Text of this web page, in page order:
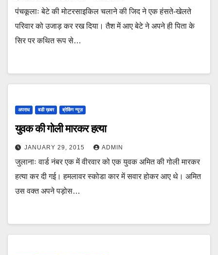
पंचकूलाः बेटे की मोटरसाइकिल चलाने की जिद ने एक हंसते-खेलते
परिवार को उजाड़ कर रख दिया। तैश में आए बेटे ने अपने ही पिता के
सिर पर कथित रूप से…
अपराध बडी ख़बर ब्रेकिंग न्यूज़
युवक की गोली मारकर हत्या
JANUARY 29, 2015 ADMIN
जुलानाः वार्ड नंबर एक में वीरवार को एक युवक अमित की गोली मारकर
हत्या कर दी गई। हमलावर स्कोडा कार में सवार होकर आए थे। अमित
उस वक्त अपने पड़ोस…